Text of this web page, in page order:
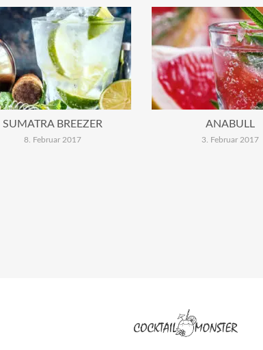
SUMATRA BREEZER
8. Februar 2017
ANABULL
3. Februar 2017